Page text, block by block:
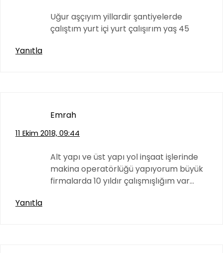
Uğur aşçıyım yillardir şantiyelerde
çalıştım yurt içi yurt çalışırım yaş 45
Yanıtla
Emrah
11 Ekim 2018, 09:44
Alt yapı ve üst yapı yol inşaat işlerinde
makina operatörlüğü yapıyorum büyük
firmalarda 10 yıldır çalışmışlığım var…
Yanıtla